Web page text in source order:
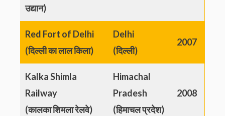
उद्यान)
Red Fort of Delhi
(दिल्ली का लाल किला)
Delhi
(दिल्ली)
2007
Kalka Shimla
Railway
(कालका शिमला रेलवे)
Himachal
Pradesh
(हिमाचल प्रदेश)
2008